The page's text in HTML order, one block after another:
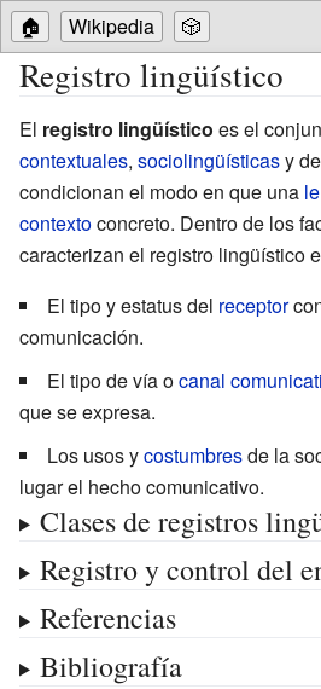
🏠 Wikipedia 🎲
Registro lingüístico
El registro lingüístico es el
contextuales, sociolingüísticasy
condicionan el modo en que una
contextoconcreto. Dentro de los
caracterizan el registro lingüístico
El tipo y estatus del receptor
comunicación.
El tipo de vía ocanal
que se expresa.
Los usos ycostumbresde la
lugar el hecho comunicativo.
Clases de registros
Registro y control del
Referencias
Bibliografía